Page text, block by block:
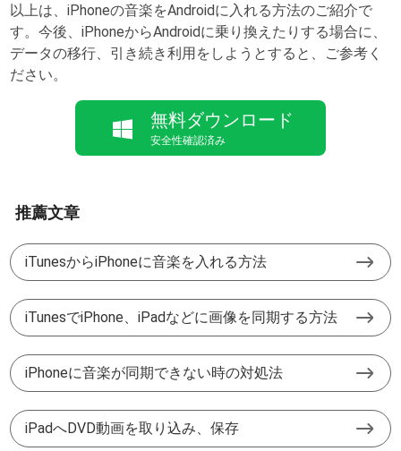
以上は、iPhoneの音楽をAndroidに入れる方法のご紹介で
す。今後、iPhoneからAndroidに乗り換えたりする場合に、
データの移行、引き続き利用をしようとすると、ご参考く
ださい。
無料ダウンロード
安全性確認済み
推薦文章
iTunesからiPhoneに音楽を入れる方法
iTunesでiPhone、iPadなどに画像を同期する方法
iPhoneに音楽が同期できない時の対処法
iPadへDVD動画を取り込み、保存